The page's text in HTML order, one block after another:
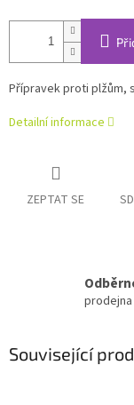
Přípravek proti plžům,
Detailní informace
ZEPTAT SE
prodejna
Související